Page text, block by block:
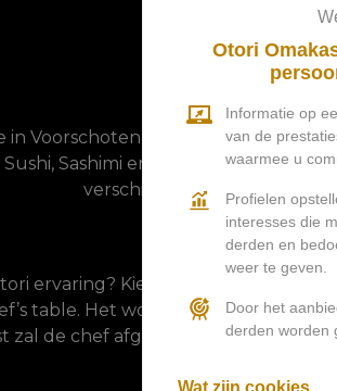
Japans
in Voorschoten geniet u van
Sushi, Sashimi en andere typische
verschillende andere
ervaring? Kies dan voor een van
table. Het woord Omakase
zal de chef afgaande op enkele
Otori
Informatie op
van de
waarmee u
Profielen
interesses die
derden en
weer te geven.
Door het
derden worden
Wat zijn cookies